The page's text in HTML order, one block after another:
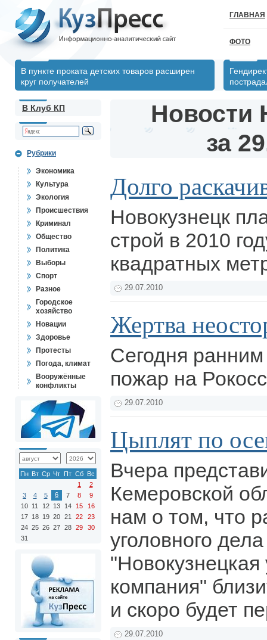
ГЛАВНАЯ
ФОТО
В пункте проката детских товаров расширен
круг получателей
В Клуб КП
Рубрики
Экономика
Культура
Экология
Происшествия
Криминал
Общество
Политика
Выборы
Спорт
Разное
Городское
хозяйство
Новации
Здоровье
Протесты
Погода, климат
Вооружённые
конфликты
Пн Вт Ср Чт Пт Сб Вс
1
2
3
4 5 6 7 8
9
10 11 12 13 14 15
16
17 18 19 20 21 22
23
24 25 26 27 28 29
30
31
Новости
за
Долго
Новокузнецк
строй в 2010
квадратных
29.07.2010
Жертва
Сегодня
пожар на
29.07.2010
Цыплят по
Вчера
Кемеровской
нам о том, что
уголовного
компания"
и скоро будет
29.07.2010